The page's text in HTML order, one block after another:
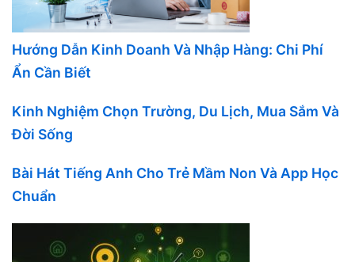
Hướng Dẫn Kinh Doanh Và Nhập Hàng: Chi Phí
Ẩn Cần Biết
Kinh Nghiệm Chọn Trường, Du Lịch, Mua Sắm Và
Đời Sống
Bài Hát Tiếng Anh Cho Trẻ Mầm Non Và App Học
Chuẩn